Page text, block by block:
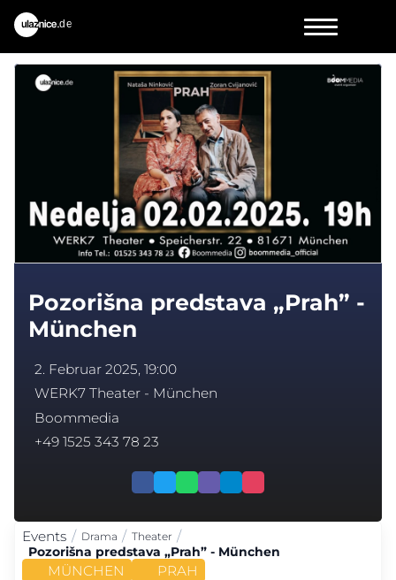
Pozorišna predstava „Prah” -
München
2. Februar 2025, 19:00
WERK7 Theater - München
Boommedia
+49 1525 343 78 23
Events / Drama / Theater /
Pozorišna predstava „Prah” - München
MÜNCHEN PRAH